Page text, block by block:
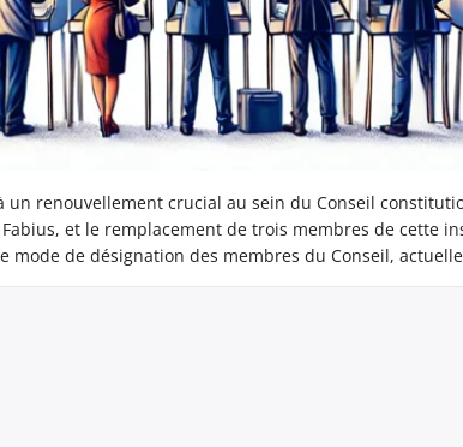
un renouvellement crucial au sein du Conseil
et le remplacement de trois membres de cette
mode de désignation des membres du Conseil,